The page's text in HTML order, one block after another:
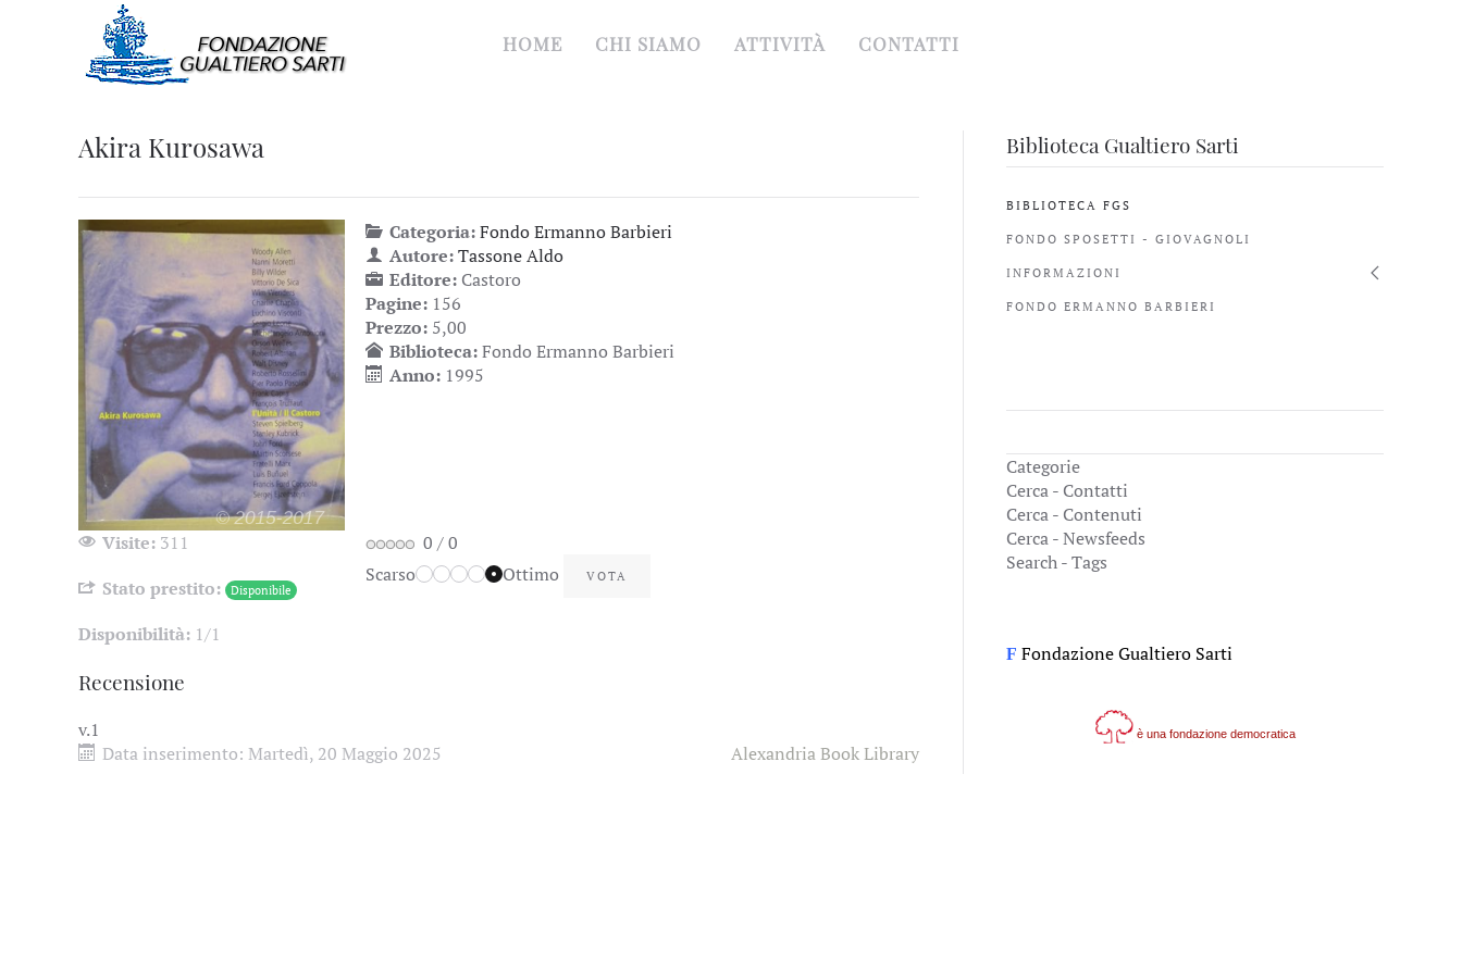
HOME CHI SIAMO ATTIVITÀ CONTATTI
Akira Kurosawa
Categoria:Fondo Ermanno Barbieri
Autore:Tassone Aldo
Editore: Castoro
Pagine: 156
Prezzo: 5,00
Biblioteca:Fondo Ermanno Barbieri
Anno: 1995
Visite: 311
Stato prestito:
Disponibile
Disponibilità: 1/1
0 /0
Scarso
Ottimo
Recensione
v.1
Data inserimento: Martedì, 20 Maggio 2025 Alexandria Book Library
Biblioteca Gualtiero Sarti
BIBLIOTECA FGS
FONDO SPOSETTI - GIOVAGNOLI
INFORMAZIONI
FONDO ERMANNO BARBIERI
Categorie
Cerca - Contatti
Cerca - Contenuti
Cerca - Newsfeeds
Search - Tags
F Fondazione Gualtiero Sarti
è una fondazione democratica